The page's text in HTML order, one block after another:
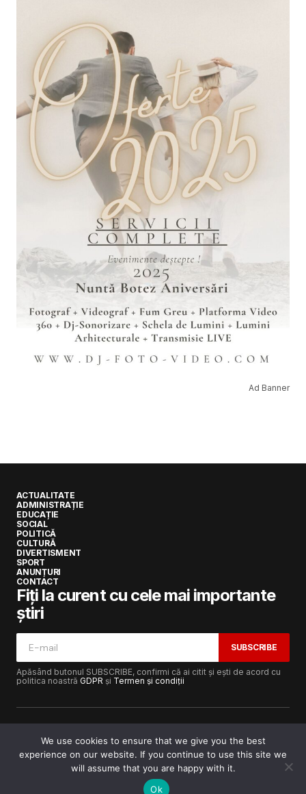
Ad Banner
ACTUALITATE
ADMINISTRAȚIE
EDUCAȚIE
SOCIAL
POLITICĂ
CULTURĂ
DIVERTISMENT
SPORT
ANUNȚURI
CONTACT
Fiți la curent cu cele mai importante
știri
SUBSCRIBE
Apăsând butonul SUBSCRIBE, confirmi că ai citit și ești de acord cu
politica noastră GDPR și Termen și condiții
Copyright © 2017-2025Lugojeanul.ro· Toate drepturile
rezervate · Dezvoltat dePower Media FX
We use cookies to ensure that we give you the best
experience on our website. If you continue to use this site we
will assume that you are happy with it.
Ok